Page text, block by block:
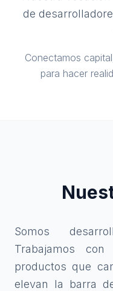
de
Conectamos
para hacer
Somos
Trabajamos
productos que
elevan la barra